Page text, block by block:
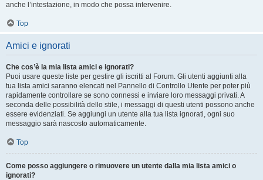
anche l’intestazione, in modo che possa intervenire.
Top
Amici e ignorati
Che cos’è la mia lista amici e ignorati?
Puoi usare queste liste per gestire gli iscritti al Forum. Gli utenti aggiunti alla
tua lista amici saranno elencati nel Pannello di Controllo Utente per poter più
rapidamente controllare se sono connessi e inviare loro messaggi privati. A
seconda delle possibilità dello stile, i messaggi di questi utenti possono anche
essere evidenziati. Se aggiungi un utente alla tua lista ignorati, ogni suo
messaggio sarà nascosto automaticamente.
Top
Come posso aggiungere o rimuovere un utente dalla mia lista amici o
ignorati?